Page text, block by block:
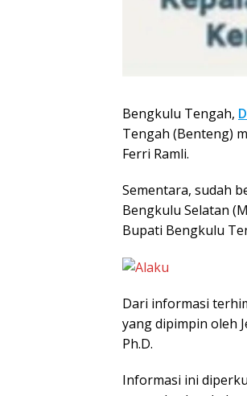
Bengkulu Tengah,
Tengah (Benteng)
Ferri Ramli.
Sementara, sudah
Bengkulu Selatan
Bupati Bengkulu
Dari informasi
yang dipimpin oleh
Ph.D.
Informasi ini